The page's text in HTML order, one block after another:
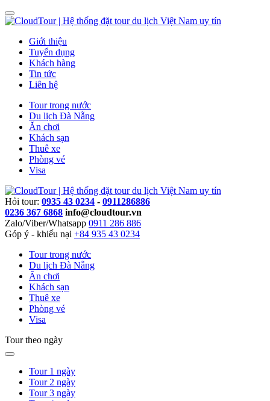
Giới thiệu
Tuyển dụng
Khách hàng
Tin tức
Liên hệ
Tour trong nước
Du lịch Đà Nẵng
Ăn chơi
Khách sạn
Thuê xe
Phòng vé
Visa
Hỏi tour: 0935 43 0234 - 0911286886
0236 367 6868 info@cloudtour.vn
Zalo/Viber/Whatsapp 0911 286 886
Góp ý - khiếu nại +84 935 43 0234
Tour trong nước
Du lịch Đà Nẵng
Ăn chơi
Khách sạn
Thuê xe
Phòng vé
Visa
Tour theo ngày
Tour 1 ngày
Tour 2 ngày
Tour 3 ngày